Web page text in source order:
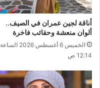
أناقة لجين عمران في الصيف..
ألوان منعشة وحقائب فاخرة
الخميس 6 أغسطس 2026 الساعة
12:14 ص